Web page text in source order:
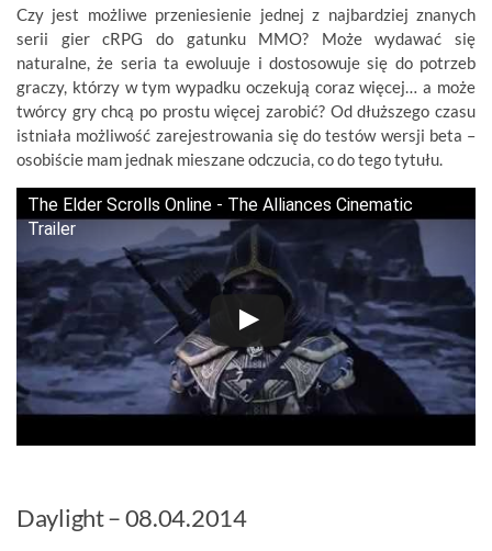
Czy jest możliwe przeniesienie jednej z najbardziej znanych
serii gier cRPG do gatunku MMO? Może wydawać się
naturalne, że seria ta ewoluuje i dostosowuje się do potrzeb
graczy, którzy w tym wypadku oczekują coraz więcej… a może
twórcy gry chcą po prostu więcej zarobić? Od dłuższego czasu
istniała możliwość zarejestrowania się do testów wersji beta –
osobiście mam jednak mieszane odczucia, co do tego tytułu.
The Elder Scrolls Online - The Alliances Cinematic
Trailer
Daylight – 08.04.2014